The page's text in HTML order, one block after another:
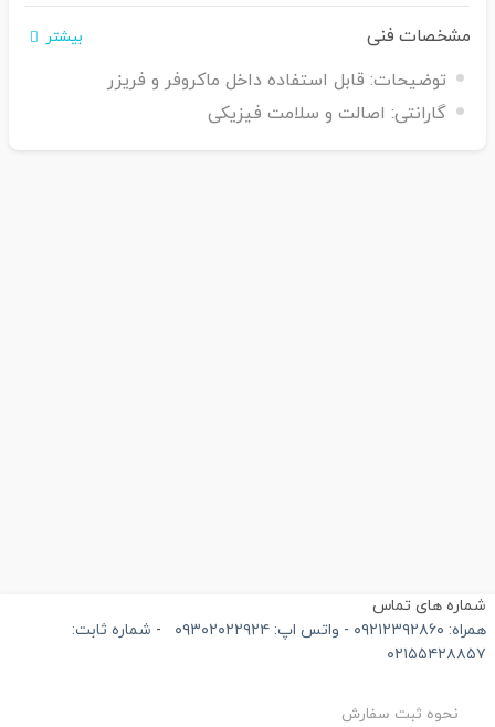
مشخصات فنی بیشتر
توضیحات: قابل استفاده داخل ماکروفر و فریزر
گارانتی: اصالت و سلامت فیزیکی
های تماس
- واتس اپ: ۰۹۳۰۲۰۲۲۹۲۴
-
شماره ثابت:
نحوه ثبت سفارش